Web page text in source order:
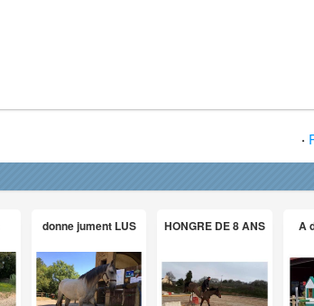
·
donne jument LUS HONGRE DE 8 ANS A